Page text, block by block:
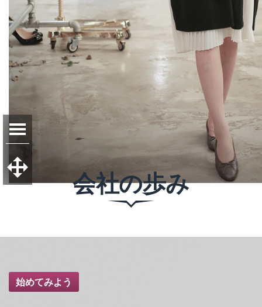
会社の歩み
リボンボタンのラベル:始めてみよう
始めてみよう